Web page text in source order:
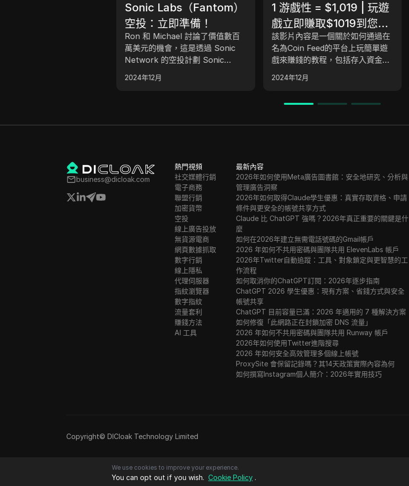
Sonic Labs（Fantom）
空投：立即準備！
Ron 和 Michael 討論了價值數百
萬美元的機會，這是透過 Sonic
Network 的空投計劃 Sonic
贏得項目來確保獲得空投的分配，
2024年12月
1 游戲性 = $1,019 | 玩遊
戲立即賺取$1019到您的
錢包
該影片內容是一個關於如何通過在
名為Coin Feed的平台上玩簡單遊
戲來賺錢的教程，包括存入資金、
信號組的信號進行有利可圖的交
金、玩遊戲和提取盈利，強調使用
2024年12月
business@dicloak.com
熱門視頻
社交媒體行銷
電子商務
聯盟行銷
加密貨幣
空投
線上廣告投放
無貨源電商
網頁數據抓取
數字行銷
線上隱私
代理伺服器
指紋瀏覽器
數字指紋
流量套利
賺錢方法
AI 工具
最新內容
2026年如何使用Meta廣告圖書館：安全地研究、分析與
管理廣告洞察
2026年如何取得Claude學生優惠：真實存取資格、申請
條件與更安全的帳號共享方式
Claude 比 ChatGPT 強嗎？2026年真正重要的關鍵是什
麼
如何在2026年建立無需電話號碼的Gmail帳戶
2026 年如何不共用密碼與團隊共用 ElevenLabs 帳戶
2026年Twitter自動追蹤：工具、對象鎖定與更智慧的工
作流程
如何取消你的ChatGPT訂閱：2026年逐步指南
ChatGPT 2026 學生優惠：現有方案、省錢方式與安全
帳號共享
ChatGPT 目前容量已滿：2026 年適用的 7 種解決方案
如何修復「此網路正在封鎖加密 DNS 流量」
2026 年如何不共用密碼與團隊共用 Runway 帳戶
2026年如何使用Twitter進階搜尋
2026 年如何安全高效管理多個線上帳號
ProxySite 會保留記錄嗎？其14天政策實際內容為何
如何撰寫Instagram個人簡介：2026年實用技巧
Copyright© DICloak Technology Limited
We use cookies to improve your experience.
You can opt out if you wish. Cookie Policy .